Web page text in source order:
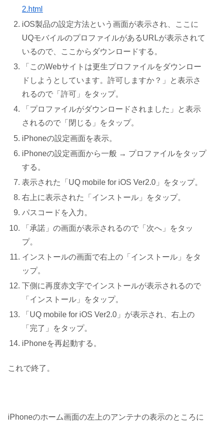
2.html
iOS製品の設定方法という画面が表示され、ここに
UQモバイルのプロファイルがあるURLが表示されて
いるので、ここからダウンロードする。
「このWebサイトは更生プロファイルをダウンロー
ドしようとしています。許可しますか？」と表示さ
れるので「許可」をタップ。
「プロファイルがダウンロードされました」と表示
されるので「閉じる」をタップ。
iPhoneの設定画面を表示。
iPhoneの設定画面から一般 → プロファイルをタップ
する。
表示された「UQ mobile for iOS Ver2.0」をタップ。
右上に表示された「インストール」をタップ。
パスコードを入力。
「承諾」の画面が表示されるので「次へ」をタッ
プ。
インストールの画面で右上の「インストール」をタ
ップ。
下側に再度赤文字でインストールが表示されるので
「インストール」をタップ。
「UQ mobile for iOS Ver2.0」が表示され、右上の
「完了」をタップ。
iPhoneを再起動する。
これで終了。
iPhoneのホーム画面の左上のアンテナの表示のところに